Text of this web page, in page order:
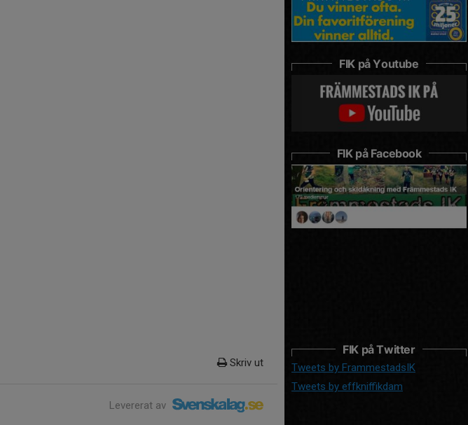
Skriv ut
Levererat av
FIK på Youtube
FIK på Facebook
FIK på Twitter
Tweets by FrammestadsIK
Tweets by effkniffikdam